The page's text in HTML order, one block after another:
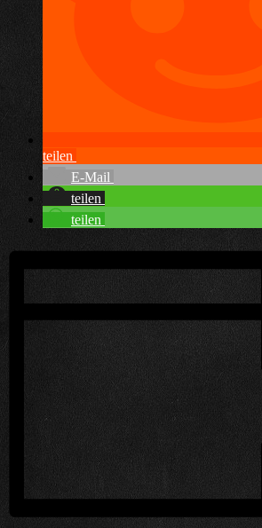
teilen
E-Mail
teilen
teilen